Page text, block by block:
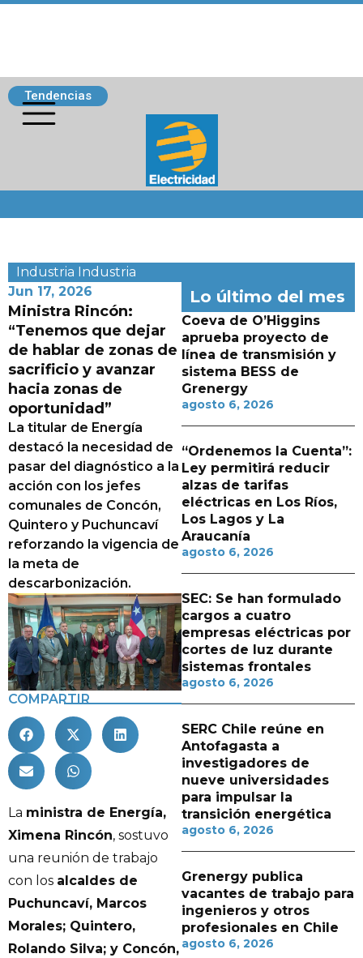
Tendencias
Industria Industria
Jun 17, 2026
Ministra Rincón:
“Tenemos que dejar
de hablar de zonas de
sacrificio y avanzar
hacia zonas de
oportunidad”
La titular de Energía
destacó la necesidad de
pasar del diagnóstico a la
acción con los jefes
comunales de Concón,
Quintero y Puchuncaví
reforzando la vigencia de
la meta de
descarbonización.
COMPARTIR
La ministra de Energía,
Ximena Rincón, sostuvo
una reunión de trabajo
con los alcaldes de
Puchuncaví, Marcos
Morales; Quintero,
Rolando Silva; y Concón,
Lo último del mes
Coeva de O’Higgins
aprueba proyecto de
línea de transmisión y
sistema BESS de
Grenergy
agosto 6, 2026
“Ordenemos la Cuenta”:
Ley permitirá reducir
alzas de tarifas
eléctricas en Los Ríos,
Los Lagos y La
Araucanía
agosto 6, 2026
SEC: Se han formulado
cargos a cuatro
empresas eléctricas por
cortes de luz durante
sistemas frontales
agosto 6, 2026
SERC Chile reúne en
Antofagasta a
investigadores de
nueve universidades
para impulsar la
transición energética
agosto 6, 2026
Grenergy publica
vacantes de trabajo para
ingenieros y otros
profesionales en Chile
agosto 6, 2026